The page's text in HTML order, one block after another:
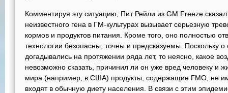
Комментируя эту ситуацию, Пит Рейли из GM Freeze
неизвестного гена в ГМ-культурах вызывает серьезную
кормов и продуктов питания. Кроме того, оно полностью
технологии безопасны, точны и предсказуемы. Поскольку
догадывались на протяжении ряда лет, то неясно, какое
невозможно сказать, причинил ли он уже вред человеку и
мира (например, в США) продукты, содержащие ГМО, не
входят в обычную диету населения. В связи с этим